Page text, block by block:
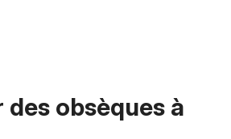
des obsèques à